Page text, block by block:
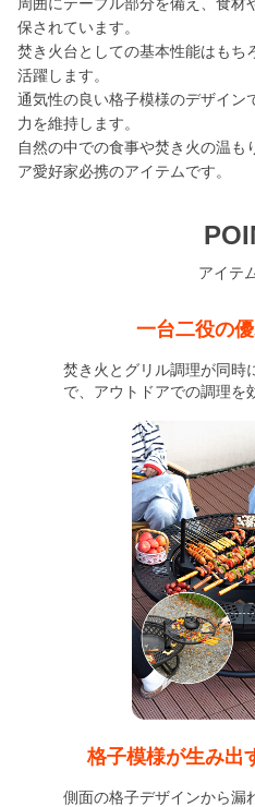
保されています。
焚き火台としての基本性能はもち
活躍します。
通気性の良い格子模様のデザイン
力を維持します。
自然の中での食事や焚き火の温も
ア愛好家必携のアイテムです。
アイテ
一台二役の
焚き火とグリル調理が同時
で、アウトドアでの調理を
格子模様が生み出
側面の格子デザインから漏